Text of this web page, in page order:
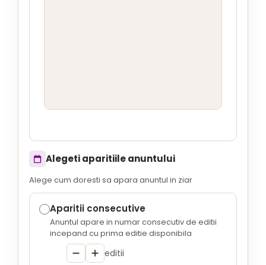
Alegeti aparitiile anuntului
Alege cum doresti sa apara anuntul in ziar
Aparitii consecutive
Anuntul apare in numar consecutiv de editii
incepand cu prima editie disponibila
editii